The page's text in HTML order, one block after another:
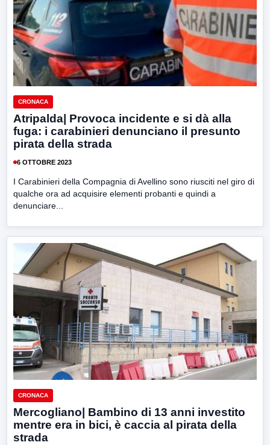
CRONACA
Atripalda| Provoca incidente e si dà alla
fuga: i carabinieri denunciano il presunto
pirata della strada
6 OTTOBRE 2023
I Carabinieri della Compagnia di Avellino sono riusciti nel giro di
qualche ora ad acquisire elementi probanti e quindi a
denunciare...
CRONACA
Mercogliano| Bambino di 13 anni investito
mentre era in bici, è caccia al pirata della
strada